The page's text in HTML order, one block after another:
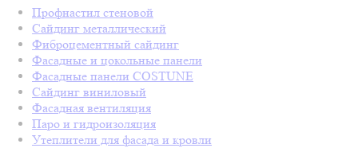
Профнастил стеновой
Сайдинг металлический
Фиброцементный сайдинг
Фасадные и цокольные панели
Фасадные панели COSTUNE
Сайдинг виниловый
Фасадная вентиляция
Паро и гидроизоляция
Утеплители для фасада и кровли